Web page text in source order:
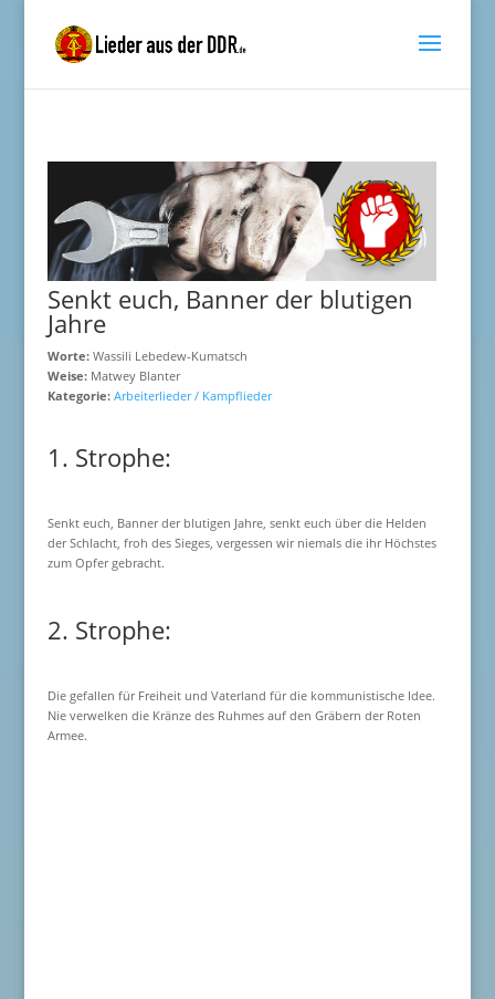
Senkt euch, Banner der blutigen
Jahre
Worte:Wassili Lebedew-Kumatsch
Weise:Matwey Blanter
Kategorie: Arbeiterlieder / Kampflieder
1. Strophe:
Senkt euch, Banner der blutigen Jahre, senkt euch über die Helden
der Schlacht, froh des Sieges, vergessen wir niemals die ihr Höchstes
zum Opfer gebracht.
2. Strophe:
Die gefallen für Freiheit und Vaterland für die kommunistische Idee.
Nie verwelken die Kränze des Ruhmes auf den Gräbern der Roten
Armee.